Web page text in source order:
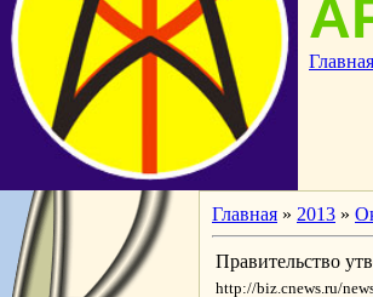
Главная
Главная » 2013 »
Правительство
http://biz.cnews.ru/